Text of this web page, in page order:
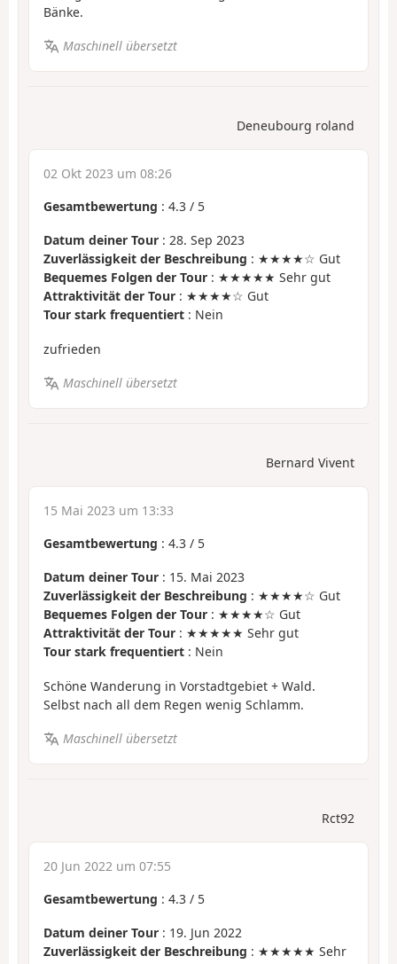
Bänke.
Maschinell übersetzt
Deneubourg roland
02 Okt 2023 um 08:26
Gesamtbewertung : 4.3 / 5
Datum deiner Tour : 28. Sep 2023
Zuverlässigkeit der Beschreibung : ★★★★☆ Gut
Bequemes Folgen der Tour : ★★★★★ Sehr gut
Attraktivität der Tour : ★★★★☆ Gut
Tour stark frequentiert : Nein
zufrieden
Maschinell übersetzt
Bernard Vivent
15 Mai 2023 um 13:33
Gesamtbewertung : 4.3 / 5
Datum deiner Tour : 15. Mai 2023
Zuverlässigkeit der Beschreibung : ★★★★☆ Gut
Bequemes Folgen der Tour : ★★★★☆ Gut
Attraktivität der Tour : ★★★★★ Sehr gut
Tour stark frequentiert : Nein
Schöne Wanderung in Vorstadtgebiet + Wald.
Selbst nach all dem Regen wenig Schlamm.
Maschinell übersetzt
Rct92
20 Jun 2022 um 07:55
Gesamtbewertung : 4.3 / 5
Datum deiner Tour : 19. Jun 2022
Zuverlässigkeit der Beschreibung : ★★★★★ Sehr